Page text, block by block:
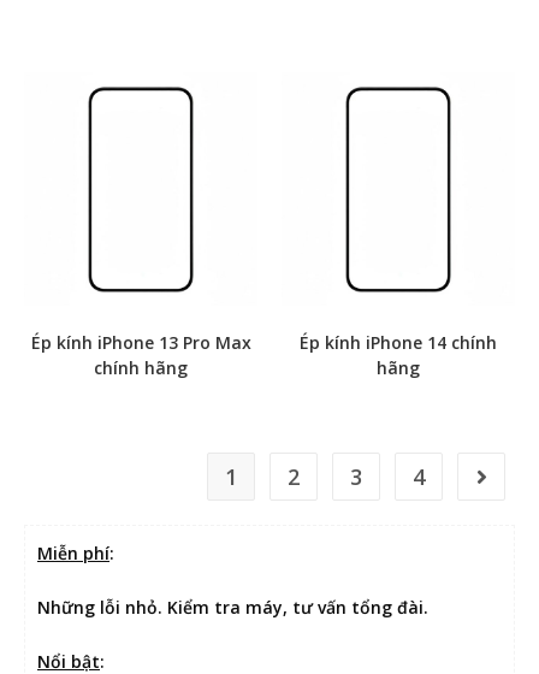
Ép kính iPhone 13 Pro Max
chính hãng
Ép kính iPhone 14 chính
hãng
1 2 3 4
Miễn phí:
Những lỗi nhỏ. Kiểm tra máy, tư vấn tổng đài.
Nổi bật: